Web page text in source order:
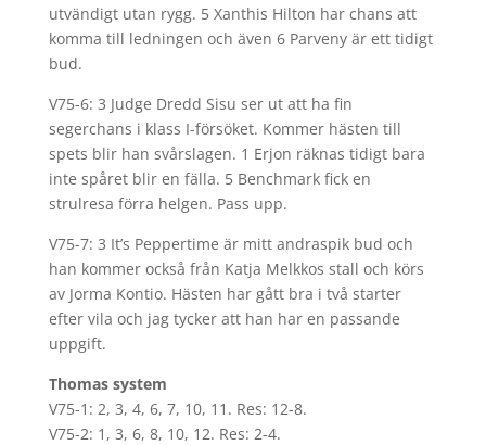
utvändigt utan rygg. 5 Xanthis Hilton har chans att
komma till ledningen och även 6 Parveny är ett tidigt
bud.
V75-6: 3 Judge Dredd Sisu ser ut att ha fin
segerchans i klass I-försöket. Kommer hästen till
spets blir han svårslagen. 1 Erjon räknas tidigt bara
inte spåret blir en fälla. 5 Benchmark fick en
strulresa förra helgen. Pass upp.
V75-7: 3 It’s Peppertime är mitt andraspik bud och
han kommer också från Katja Melkkos stall och körs
av Jorma Kontio. Hästen har gått bra i två starter
efter vila och jag tycker att han har en passande
uppgift.
Thomas system
V75-1: 2, 3, 4, 6, 7, 10, 11. Res: 12-8.
V75-2: 1, 3, 6, 8, 10, 12. Res: 2-4.